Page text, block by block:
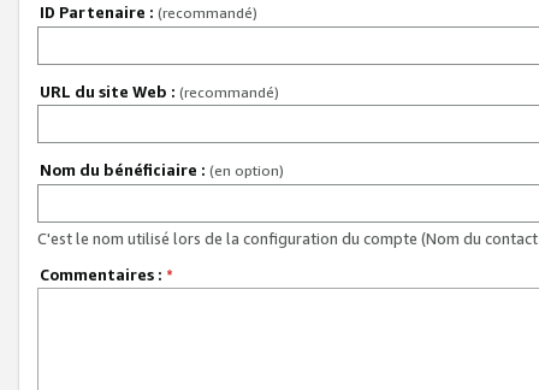
ID Partenaire : (recommandé)
URL du site Web : (recommandé)
Nom du bénéficiaire : (en option)
C'est le nom utilisé lors de la configuration du compte (Nom du
Commentaires : *